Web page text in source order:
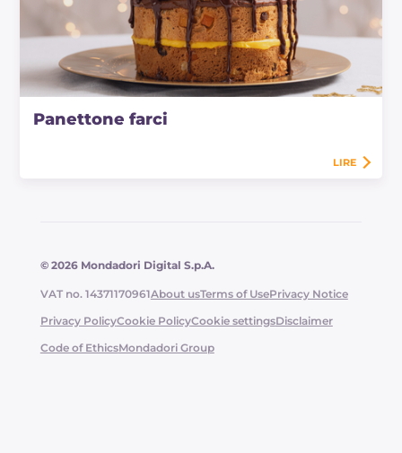
Panettone farci
LIRE
© 2026 Mondadori Digital S.p.A.
VAT no. 14371170961About usTerms of UsePrivacy Notice
Privacy PolicyCookie PolicyCookie settingsDisclaimer
Code of EthicsMondadori Group